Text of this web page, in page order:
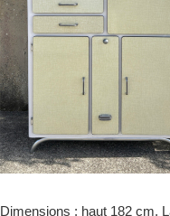
Dimensions : haut 182 cm,